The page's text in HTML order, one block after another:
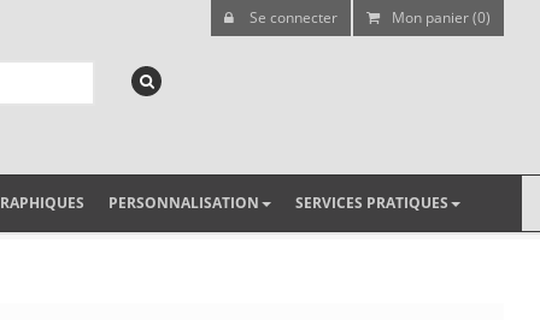
Se connecter Mon panier (0)
PERSONNALISATION SERVICES PRATIQUES